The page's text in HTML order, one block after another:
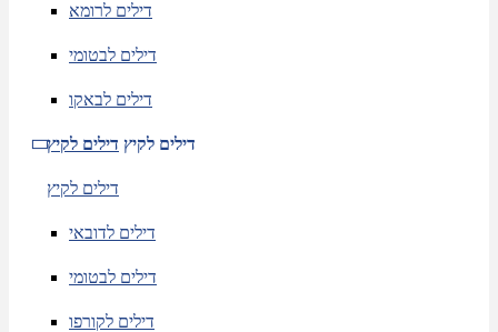
דילים לרומא
דילים לבטומי
דילים לבאקו
דילים לקיץ דילים לקיץ
דילים לקיץ
דילים לדובאי
דילים לבטומי
דילים לקורפו